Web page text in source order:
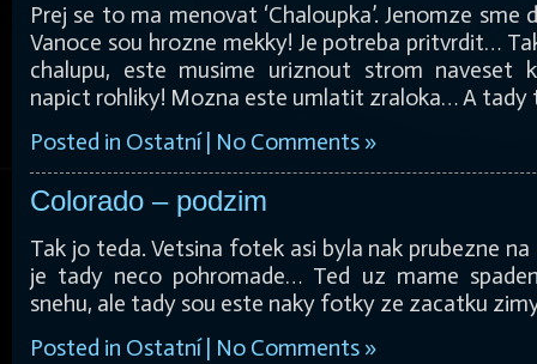
Prej se to ma menovat ‘Chaloupka’. Jenomze sme
Vanoce sou hrozne mekky! Je potreba pritvrdit…
chalupu, este musime uriznout strom naveset
napict rohliky! Mozna este umlatit zraloka… A tady
Posted in Ostatní| No Comments »
Colorado – podzim
Tak jo teda. Vetsina fotek asi byla nak prubezne
je tady neco pohromade… Ted uz mame
snehu, ale tady sou este naky fotky ze zacatku
Posted in Ostatní| No Comments »